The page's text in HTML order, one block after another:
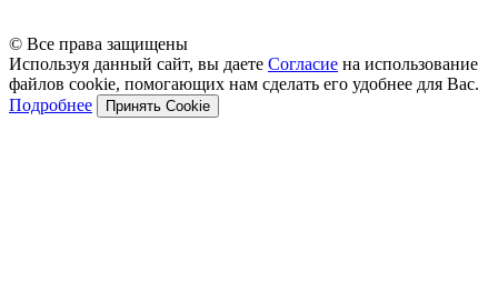
© Все права защищены
Используя данный сайт, вы даете Согласие на использование
файлов cookie, помогающих нам сделать его удобнее для Вас.
Подробнее
Принять Cookie